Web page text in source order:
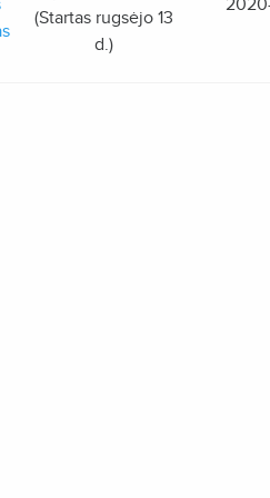
(Startas rugsėjo 13
d.)